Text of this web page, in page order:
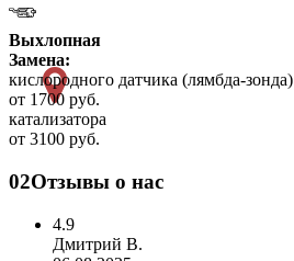
Выхлопная
Замена:
кислородного датчика (лямбда-зонда)
от 1700 руб.
катализатора
от 3100 руб.
02Отзывы о нас
4.9
Дмитрий В.